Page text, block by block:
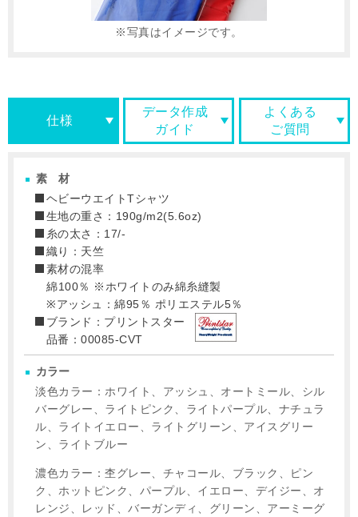
写真はイメージです。
仕様
データ作成
ガイド
よくある
ご質問
素材
ヘビーウエイトTシャツ
生地の重さ：190g/m2(5.6oz)
糸の太さ：17/-
織り：天竺
素材の混率
綿100％ ※ホワイトのみ綿糸縫製
※アッシュ：綿95％ ポリエステル5％
ブランド：プリントスター
品番：00085-CVT
カラー
淡色カラー：ホワイト、アッシュ、オートミール、シル
バーグレー、ライトピンク、ライトパープル、ナチュラ
ル、ライトイエロー、ライトグリーン、アイスグリー
ン、ライトブルー
濃色カラー：杢グレー、チャコール、ブラック、ピン
ク、ホットピンク、パープル、イエロー、デイジー、オ
レンジ、レッド、バーガンディ、グリーン、アーミーグ